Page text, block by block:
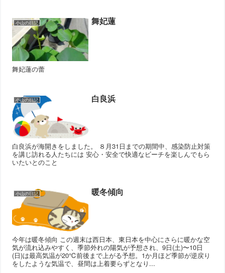
小山の日記 舞妃蓮
舞妃蓮の蕾
小山の日記 白良浜
白良浜が海開きをしました。 ８月31日までの期間中、感染防止対策
を講じ訪れる人たちには 安心・安全で快適なビーチを楽しんでもら
いたいとのこと
小山の日記 暖冬傾向
今年は暖冬傾向 この週末は西日本、東日本を中心にさらに暖かな空
気が流れ込みやすく、季節外れの陽気が予想され、9日(土)〜10日
(日)は最高気温が20℃前後まで上がる予想。1か月ほど季節が逆戻り
をしたような気温で、昼間は上着要らずとなり...